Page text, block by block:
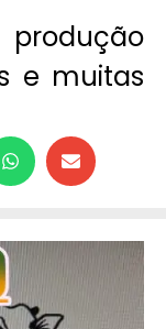
e muitas